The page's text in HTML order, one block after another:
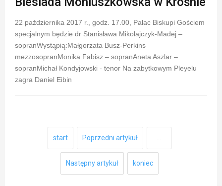
22 października 2017 r., godz. 17.00, Pałac Biskupi Gościem
specjalnym będzie dr Stanisława Mikołajczyk-Madej –
sopranWystąpią:Małgorzata Busz-Perkins –
mezzosopranMonika Fabisz – sopranAneta Aszlar –
sopranMichał Kondyjowski - tenor Na zabytkowym Pleyelu
zagra Daniel Eibin
start Poprzedni artykuł
Następny artykuł koniec